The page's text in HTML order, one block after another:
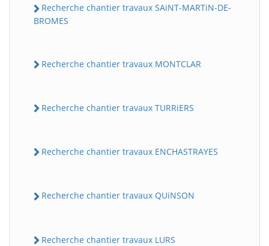
Recherche chantier travaux SAiNT-MARTiN-DE-
BROMES
Recherche chantier travaux MONTCLAR
Recherche chantier travaux TURRiERS
Recherche chantier travaux ENCHASTRAYES
Recherche chantier travaux QUiNSON
Recherche chantier travaux LURS